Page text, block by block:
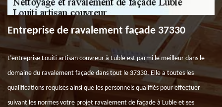
Entreprise de ravalement façade 37330
L’entreprise Louiti artisan couvreur à Luble est parmi le meilleur dans le
domaine du ravalement façade dans tout le 37330. Elle a toutes les
qualifications requises ainsi que les personnels qualifiés pour effectuer
suivant les normes votre projet ravalement de façade à Luble et ses